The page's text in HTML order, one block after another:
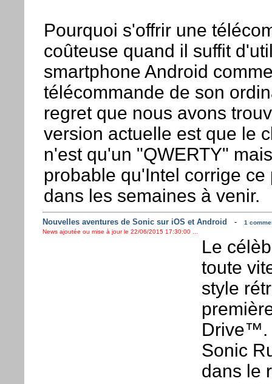
Pourquoi s'offrir une
coûteuse quand il suffit
smartphone Android
télécommande de son
regret que nous avons
version actuelle est que le
n'est qu'un "QWERTY"
probable qu'Intel corrige ce
dans les semaines à venir.
Nouvelles aventures de Sonic sur iOS et Android -
1
News ajoutée ou mise à jour le 22/06/2015 17:30:00 ...
Le
toute
style
Drive™.
Sonic
dans le